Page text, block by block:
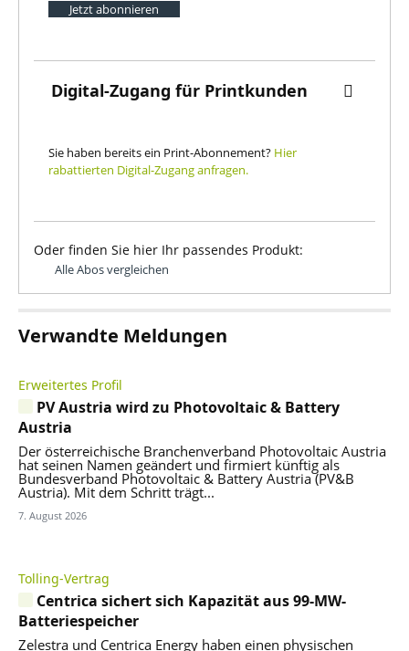
Jetzt abonnieren
Digital-Zugang für Printkunden
Sie haben bereits ein Print-Abonnement? Hier
rabattierten Digital-Zugang anfragen.
Oder finden Sie hier Ihr passendes Produkt:
Alle Abos vergleichen
Verwandte Meldungen
Erweitertes Profil
PV Austria wird zu Photovoltaic & Battery
Austria
Der österreichische Branchenverband Photovoltaic Austria
hat seinen Namen geändert und firmiert künftig als
Bundesverband Photovoltaic & Battery Austria (PV&B
Austria). Mit dem Schritt trägt...
7. August 2026
Tolling-Vertrag
Centrica sichert sich Kapazität aus 99-MW-
Batteriespeicher
Zelestra und Centrica Energy haben einen physischen